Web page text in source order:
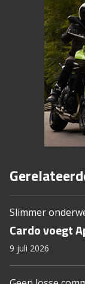
Slimmer
Cardo voegt
9 juli 2026